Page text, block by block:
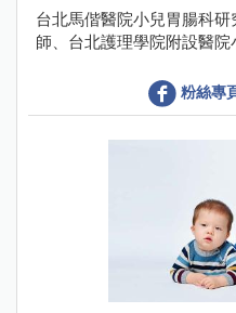
台北馬偕醫院小兒胃腸科
師、台北護理學院附設醫院
粉絲專